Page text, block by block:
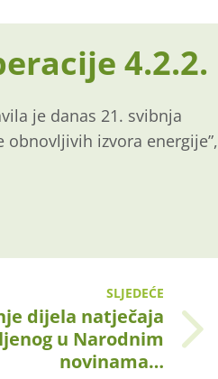
4.2.2.
je danas 21. svibnja
obnovljivih izvora energije”,
SLJEDEĆE
dijela natječaja
u Narodnim
novinama…